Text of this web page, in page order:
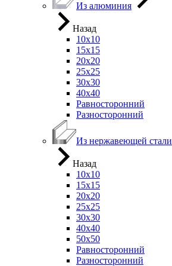
Из алюминия
Назад
10х10
15х15
20х20
25х25
30х30
40х40
Равносторонний
Разносторонний
Из нержавеющей стали
Назад
10х10
15х15
20х20
25х25
30х30
40х40
50х50
Равносторонний
Разносторонний